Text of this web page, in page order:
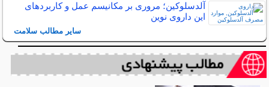
آلدسلوکین؛ مروری بر مکانیسم عمل و کاربردهای
این داروی نوین
سایر مطالب سلامت